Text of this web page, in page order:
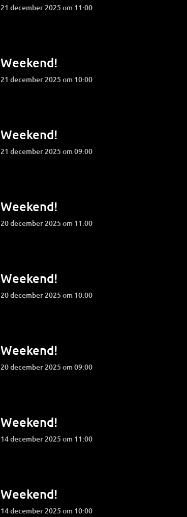
21 december 2025 om 11:00
Weekend!
21 december 2025 om 10:00
Weekend!
21 december 2025 om 09:00
Weekend!
20 december 2025 om 11:00
Weekend!
20 december 2025 om 10:00
Weekend!
20 december 2025 om 09:00
Weekend!
14 december 2025 om 11:00
Weekend!
14 december 2025 om 10:00